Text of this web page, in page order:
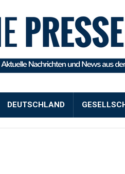
DEUTSCHLAND